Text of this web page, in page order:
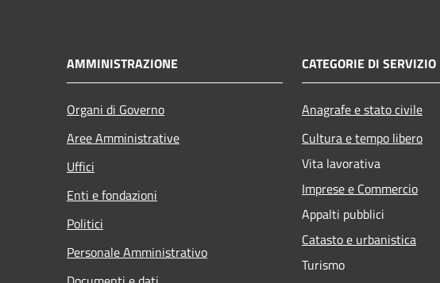
AMMINISTRAZIONE
Organi di Governo
Aree Amministrative
Uffici
Enti e fondazioni
Politici
Personale Amministrativo
CATEGORIE DI SERVIZIO
Anagrafe e stato civile
Cultura e tempo libero
Vita lavorativa
Imprese e Commercio
Appalti pubblici
Catasto e urbanistica
Turismo